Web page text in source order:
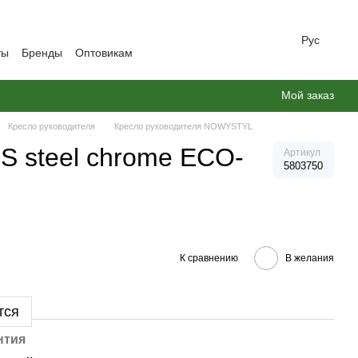
Бренды
Оптовикам
Рус
Мой заказ
Кресло руководителя Кресло руководителя NOWYSTYL
steel chrome ECO-
Артикул
5803750
К сравнению В желания